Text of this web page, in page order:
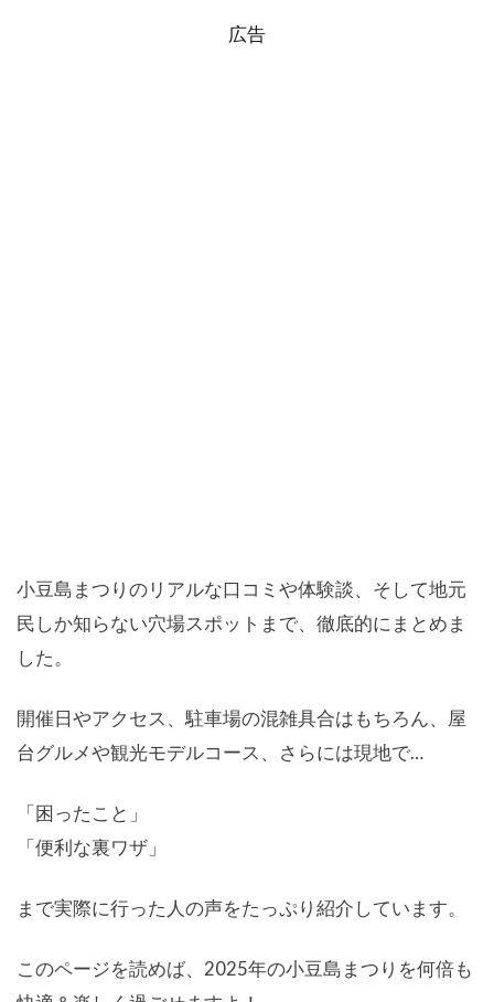
広告
小豆島まつりのリアルな口コミや体験談、そして地元
民しか知らない穴場スポットまで、徹底的にまとめま
した。
開催日やアクセス、駐車場の混雑具合はもちろん、屋
台グルメや観光モデルコース、さらには現地で…
「困ったこと」
「便利な裏ワザ」
まで実際に行った人の声をたっぷり紹介しています。
このページを読めば、2025年の小豆島まつりを何倍も